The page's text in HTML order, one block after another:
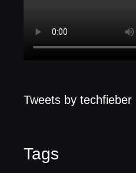
Tweets by techfieber
Tags